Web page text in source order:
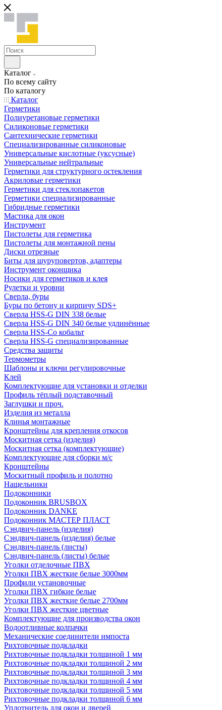
Каталог
По всему сайту
По каталогу
Каталог
Герметики
Полиуретановые герметики
Силиконовые герметики
Сантехнические герметики
Специализированные силиконовые
Универсальные кислотные (уксусные)
Универсальные нейтральные
Герметики для структурного остекления
Акриловые герметики
Герметики для стеклопакетов
Герметики специализированные
Гибридные герметики
Мастика для окон
Инструмент
Пистолеты для герметика
Пистолеты для монтажной пены
Диски отрезные
Биты для шуруповертов, адаптеры
Инструмент оконщика
Носики для герметиков и клея
Рулетки и уровни
Сверла, буры
Буры по бетону и кирпичу SDS+
Сверла HSS-G DIN 338 белые
Сверла HSS-G DIN 340 белые удлинённые
Сверла HSS-Co кобальт
Сверла HSS-G специализированные
Средства защиты
Термометры
Шаблоны и ключи регулировочные
Клей
Комплектующие для установки и отделки
Профиль тёплый подставочный
Заглушки и проч.
Изделия из металла
Клинья монтажные
Кронштейны для крепления откосов
Москитная сетка (изделия)
Москитная сетка (комплектующие)
Комплектующие для сборки м/с
Кронштейны
Москитный профиль и полотно
Нащельники
Подоконники
Подоконник BRUSBOX
Подоконник DANKE
Подоконник МАСТЕР ПЛАСТ
Сэндвич-панель (изделия)
Сэндвич-панель (изделия) белые
Сэндвич-панель (листы)
Сэндвич-панель (листы) белые
Уголки отделочные ПВХ
Уголки ПВХ жесткие белые 3000мм
Профили установочные
Уголки ПВХ гибкие белые
Уголки ПВХ жесткие белые 2700мм
Уголки ПВХ жесткие цветные
Комплектующие для производства окон
Водоотливные колпачки
Механические соединители импоста
Рихтовочные подкладки
Рихтовочные подкладки толщиной 1 мм
Рихтовочные подкладки толщиной 2 мм
Рихтовочные подкладки толщиной 3 мм
Рихтовочные подкладки толщиной 4 мм
Рихтовочные подкладки толщиной 5 мм
Рихтовочные подкладки толщиной 6 мм
Уплотнитель для окон и дверей